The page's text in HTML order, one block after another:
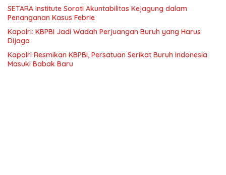
SETARA Institute Soroti Akuntabilitas Kejagung dalam
Penanganan Kasus Febrie
Kapolri: KBPBI Jadi Wadah Perjuangan Buruh yang Harus
Dijaga
Kapolri Resmikan KBPBI, Persatuan Serikat Buruh Indonesia
Masuki Babak Baru